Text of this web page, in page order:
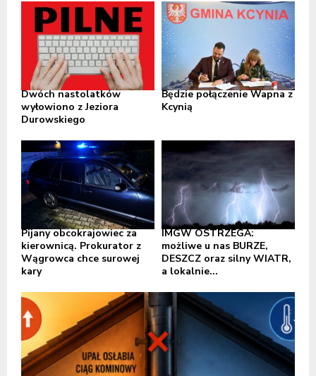
Dwóch nastolatków
wyłowiono z Jeziora
Durowskiego
Będzie połączenie Wapna z
Kcynią
Pijany obcokrajowiec za
kierownicą. Prokurator z
Wągrowca chce surowej
kary
IMGW OSTRZEGA:
możliwe u nas BURZE,
DESZCZ oraz silny WIATR,
a lokalnie...